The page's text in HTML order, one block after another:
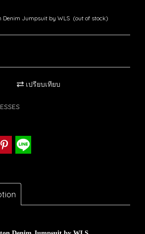
Denim Jumpsuit by WLS (out of stock)
เปรียบเทียบ